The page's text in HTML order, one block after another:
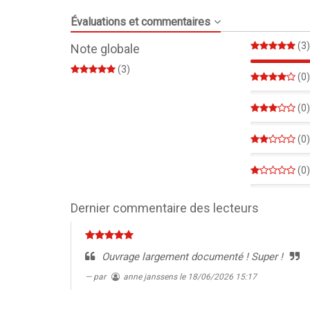
Évaluations et commentaires
Note globale
(3)
(3)
(0)
(0)
(0)
(0)
Dernier commentaire des lecteurs
Ouvrage largement documenté ! Super !
par anne janssens le 18/06/2026 15:17